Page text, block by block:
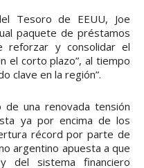
Tesoro de EEUU, Joe
paquete de préstamos
reforzar y consolidar el
el corto plazo”, al tiempo
clave en la región”.
una renovada tensión
ya por encima de los
récord por parte de
argentino apuesta a que
del sistema financiero